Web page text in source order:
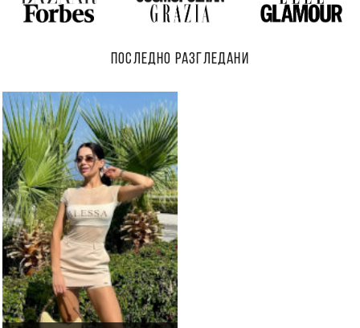
ПОСЛЕДНО РАЗГЛЕДАНИ